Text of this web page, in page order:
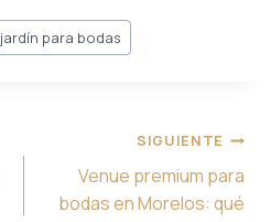
jardín para bodas
SIGUIENTE
Venue premium para
bodas en Morelos: qué